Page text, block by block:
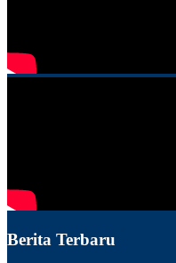
Berita Terbaru